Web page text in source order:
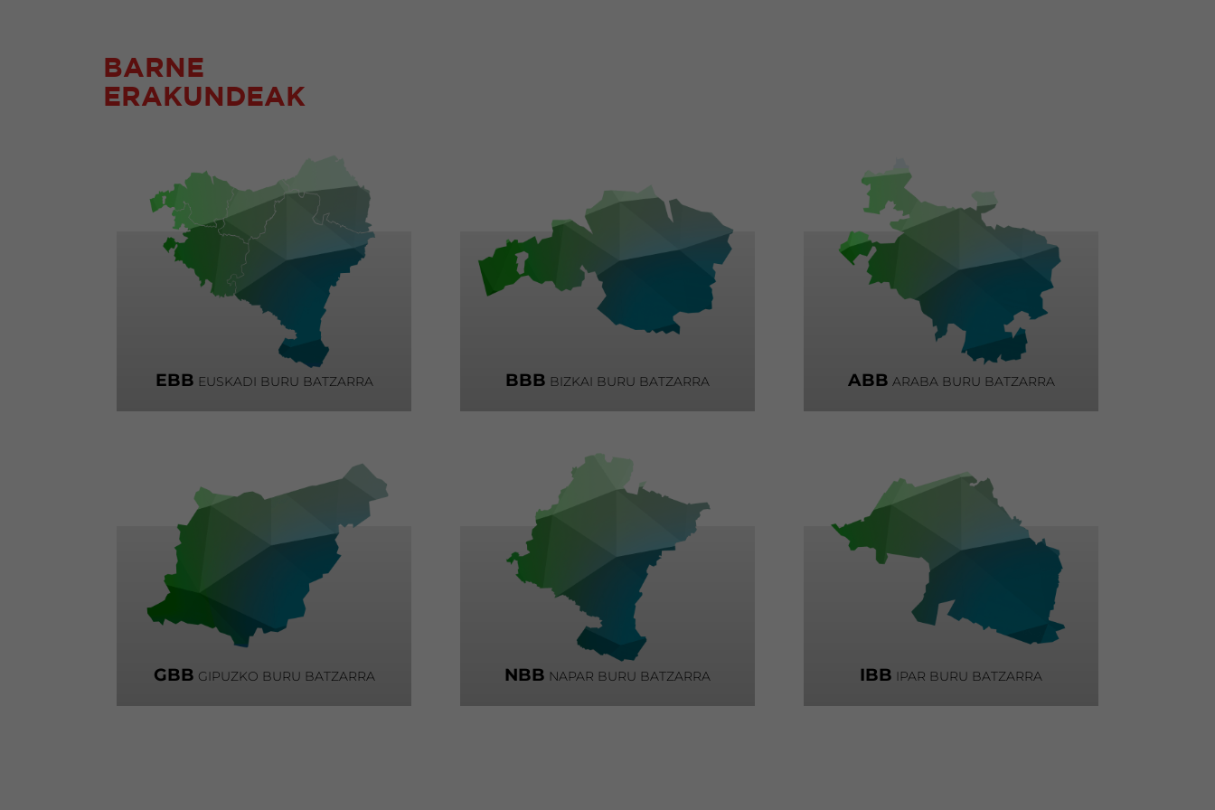
BARNE
ERAKUNDEAK
EBB EUSKADI BURU BATZARRA BBB BIZKAI BURU BATZARRA ABB ARABA BURU BATZARRA
GBB GIPUZKO BURU BATZARRA NBB NAPAR BURU BATZARRA IBB IPAR BURU BATZARRA